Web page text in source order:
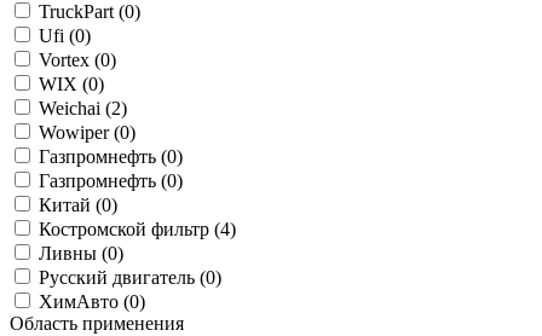
TruckPart (0)
Ufi (0)
Vortex (0)
WIX (0)
Weichai (2)
Wowiper (0)
Газпромнефть (0)
Газпромнефть (0)
Китай (0)
Костромской фильтр (4)
Ливны (0)
Русский двигатель (0)
ХимАвто (0)
Область применения